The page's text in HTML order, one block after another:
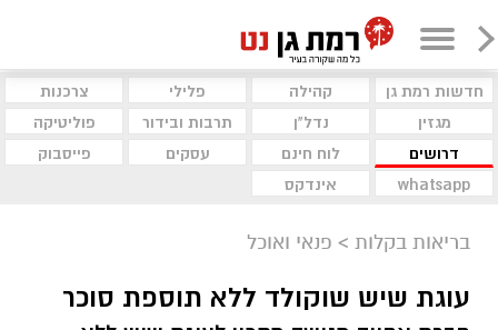
חדשות רמת גן קהילה פלילי
צרכנות
מגזין
נדל"ן תרבות ובידור
פוליטיקה
דרושים
לוח חינם עסקים
פייסבוק
whatsapp
אינדקס
בריאות בקלות > פנאי ואוכל
עוגת שיש שוקולד ללא תוספת סוכר